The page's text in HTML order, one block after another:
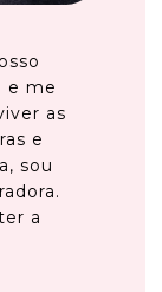
e me
as
e
sou
a